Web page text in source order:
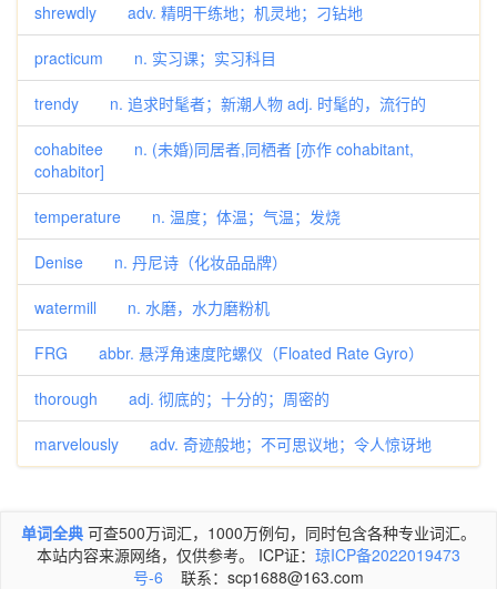
shrewdly adv. 精明干练地；机灵地；刁钻地
practicum n. 实习课；实习科目
trendy n. 追求时髦者；新潮人物 adj. 时髦的，流行的
cohabitee n. (未婚)同居者,同栖者 [亦作 cohabitant,
cohabitor]
temperature n. 温度；体温；气温；发烧
Denise n. 丹尼诗（化妆品品牌）
watermill n. 水磨，水力磨粉机
FRG abbr. 悬浮角速度陀螺仪（Floated Rate Gyro）
thorough adj. 彻底的；十分的；周密的
marvelously adv. 奇迹般地；不可思议地；令人惊讶地
单词全典 可查500万词汇，1000万例句，同时包含各种专业词汇。
本站内容来源网络，仅供参考。 ICP证： 琼ICP备2022019473
号-6 联系：scp1688@163.com